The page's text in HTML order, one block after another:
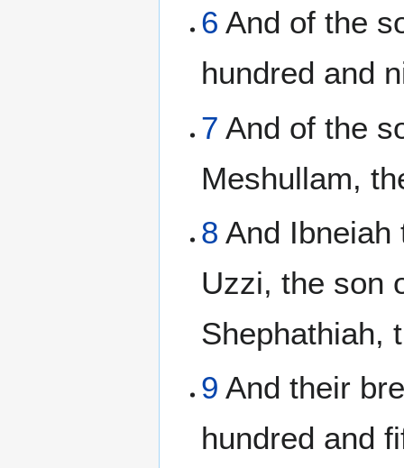
6 And of the
hundred and
7 And of the
Meshullam,
8 And Ibneiah
Uzzi, the son
Shephathiah,
9 And their
hundred and